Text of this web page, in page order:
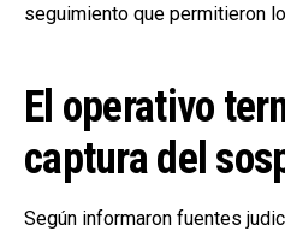
seguimiento que permitieron
El operativo
captura del
Según informaron fuentes